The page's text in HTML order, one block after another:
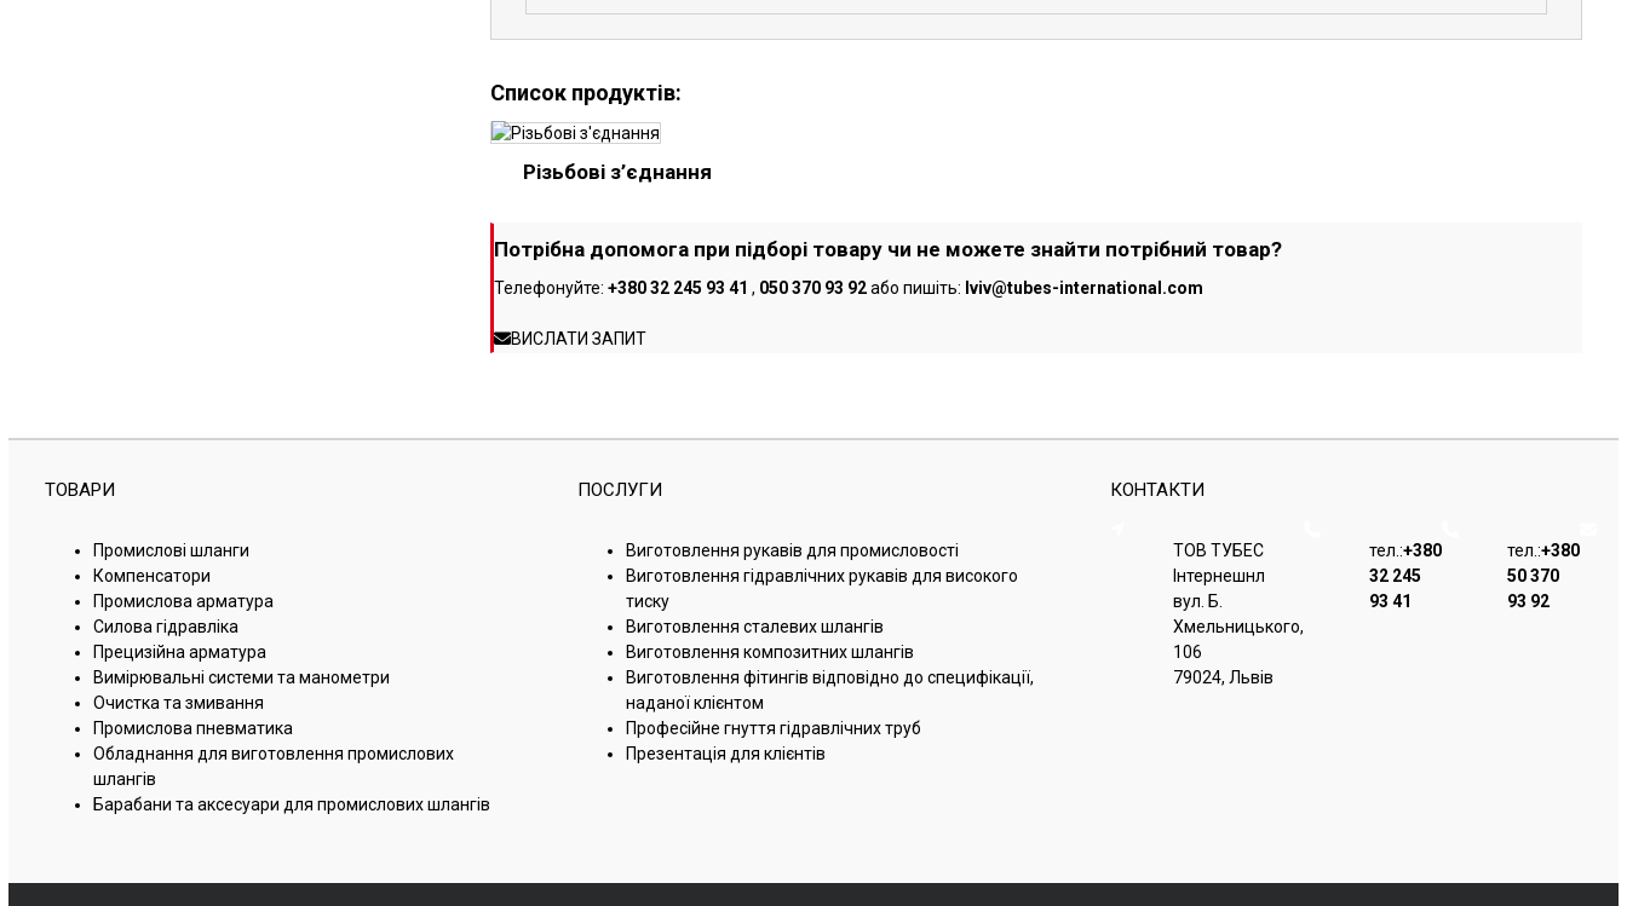
Список продуктів:
Різьбові з’єднання
Потрібна допомога при підборі товару чи не можете знайти потрібний товар?
Телефонуйте:+380 32 245 93 41 , 050 370 93 92або пишіть: lviv@tubes-international.com
ВИСЛАТИ ЗАПИТ
ТОВАРИ ПОСЛУГИ КОНТАКТИ
Промислові шланги
Компенсатори
Промислова арматура
Силова гідравліка
Прецизійна арматура
Вимірювальні системи та манометри
Очистка та змивання
Промислова пневматика
Обладнання для виготовлення промислових
шлангів
Барабани та аксесуари для промислових шлангів
Виготовлення рукавів для промисловості
Виготовлення гідравлічних рукавів для високого
тиску
Виготовлення сталевих шлангів
Виготовлення композитних шлангів
Виготовлення фітингів відповідно до специфікації,
наданої клієнтом
Професійне гнуття гідравлічних труб
Презентація для клієнтів
ТОВ ТУБЕС
Iнтернешнл
вул. Б.
Хмельницького,
106
79024, Львiв
тел.:+380
32 245
93 41
тел.:+380
50 370
93 92